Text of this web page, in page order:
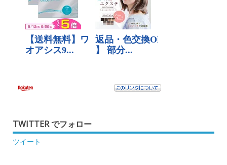
TWITTER でフォロー
ツイート